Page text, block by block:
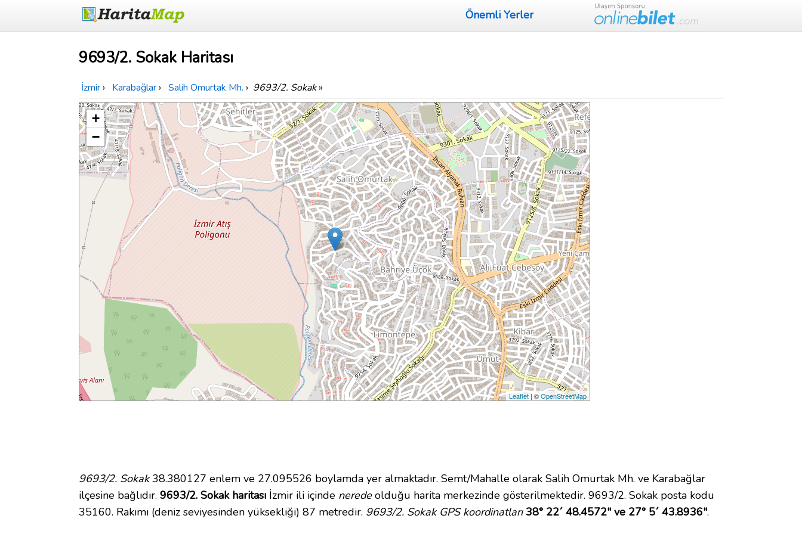
Önemli Yerler
9693/2. Sokak Haritası
İzmir › Karabağlar › Salih Omurtak Mh. › 9693/2. Sokak»
+
−
Leaflet | ©OpenStreetMap
9693/2. Sokak38.380127 enlem ve 27.095526 boylamda yer almaktadır. Semt/Mahalle olarak Salih Omurtak Mh. ve Karabağlar
ilçesine bağlıdır. 9693/2. Sokak haritası İzmir ili içinde neredeolduğu harita merkezinde gösterilmektedir. 9693/2. Sokak posta kodu
35160. Rakımı (deniz seviyesinden yüksekliği) 87 metredir. 9693/2. Sokak GPS koordinatları 38° 22´ 48.4572" ve 27° 5´ 43.8936".